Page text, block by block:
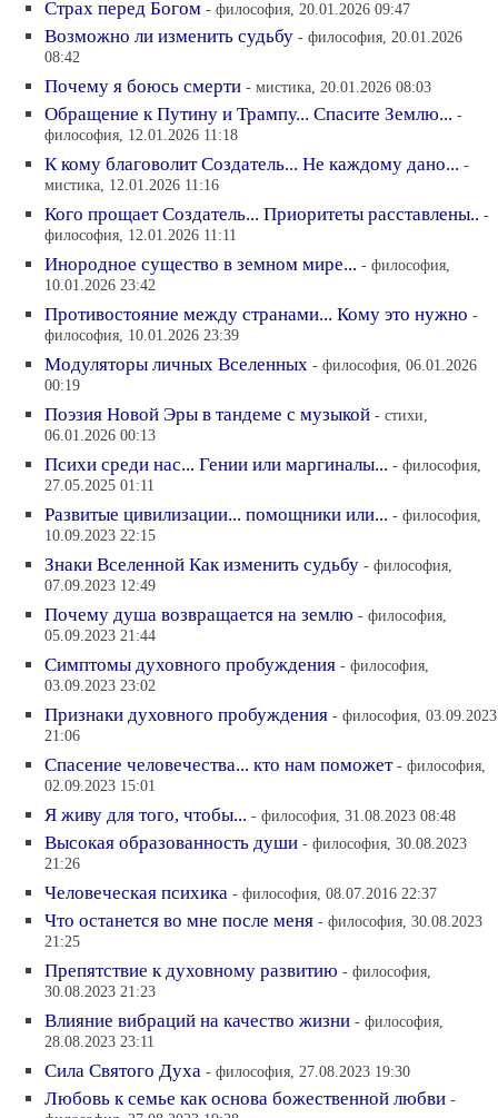
Страх перед Богом - философия, 20.01.2026 09:47
Возможно ли изменить судьбу - философия, 20.01.2026
08:42
Почему я боюсь смерти - мистика, 20.01.2026 08:03
Обращение к Путину и Трампу... Спасите Землю... -
философия, 12.01.2026 11:18
К кому благоволит Создатель... Не каждому дано... -
мистика, 12.01.2026 11:16
Кого прощает Создатель... Приоритеты расставлены.. -
философия, 12.01.2026 11:11
Инородное существо в земном мире... - философия,
10.01.2026 23:42
Противостояние между странами... Кому это нужно -
философия, 10.01.2026 23:39
Модуляторы личных Вселенных - философия, 06.01.2026
00:19
Поэзия Новой Эры в тандеме с музыкой - стихи,
06.01.2026 00:13
Психи среди нас... Гении или маргиналы... - философия,
27.05.2025 01:11
Развитые цивилизации... помощники или... - философия,
10.09.2023 22:15
Знаки Вселенной Как изменить судьбу - философия,
07.09.2023 12:49
Почему душа возвращается на землю - философия,
05.09.2023 21:44
Симптомы духовного пробуждения - философия,
03.09.2023 23:02
Признаки духовного пробуждения - философия, 03.09.2023
21:06
Спасение человечества... кто нам поможет - философия,
02.09.2023 15:01
Я живу для того, чтобы... - философия, 31.08.2023 08:48
Высокая образованность души - философия, 30.08.2023
21:26
Человеческая психика - философия, 08.07.2016 22:37
Что останется во мне после меня - философия, 30.08.2023
21:25
Препятствие к духовному развитию - философия,
30.08.2023 21:23
Влияние вибраций на качество жизни - философия,
28.08.2023 23:11
Сила Святого Духа - философия, 27.08.2023 19:30
Любовь к семье как основа божественной любви -